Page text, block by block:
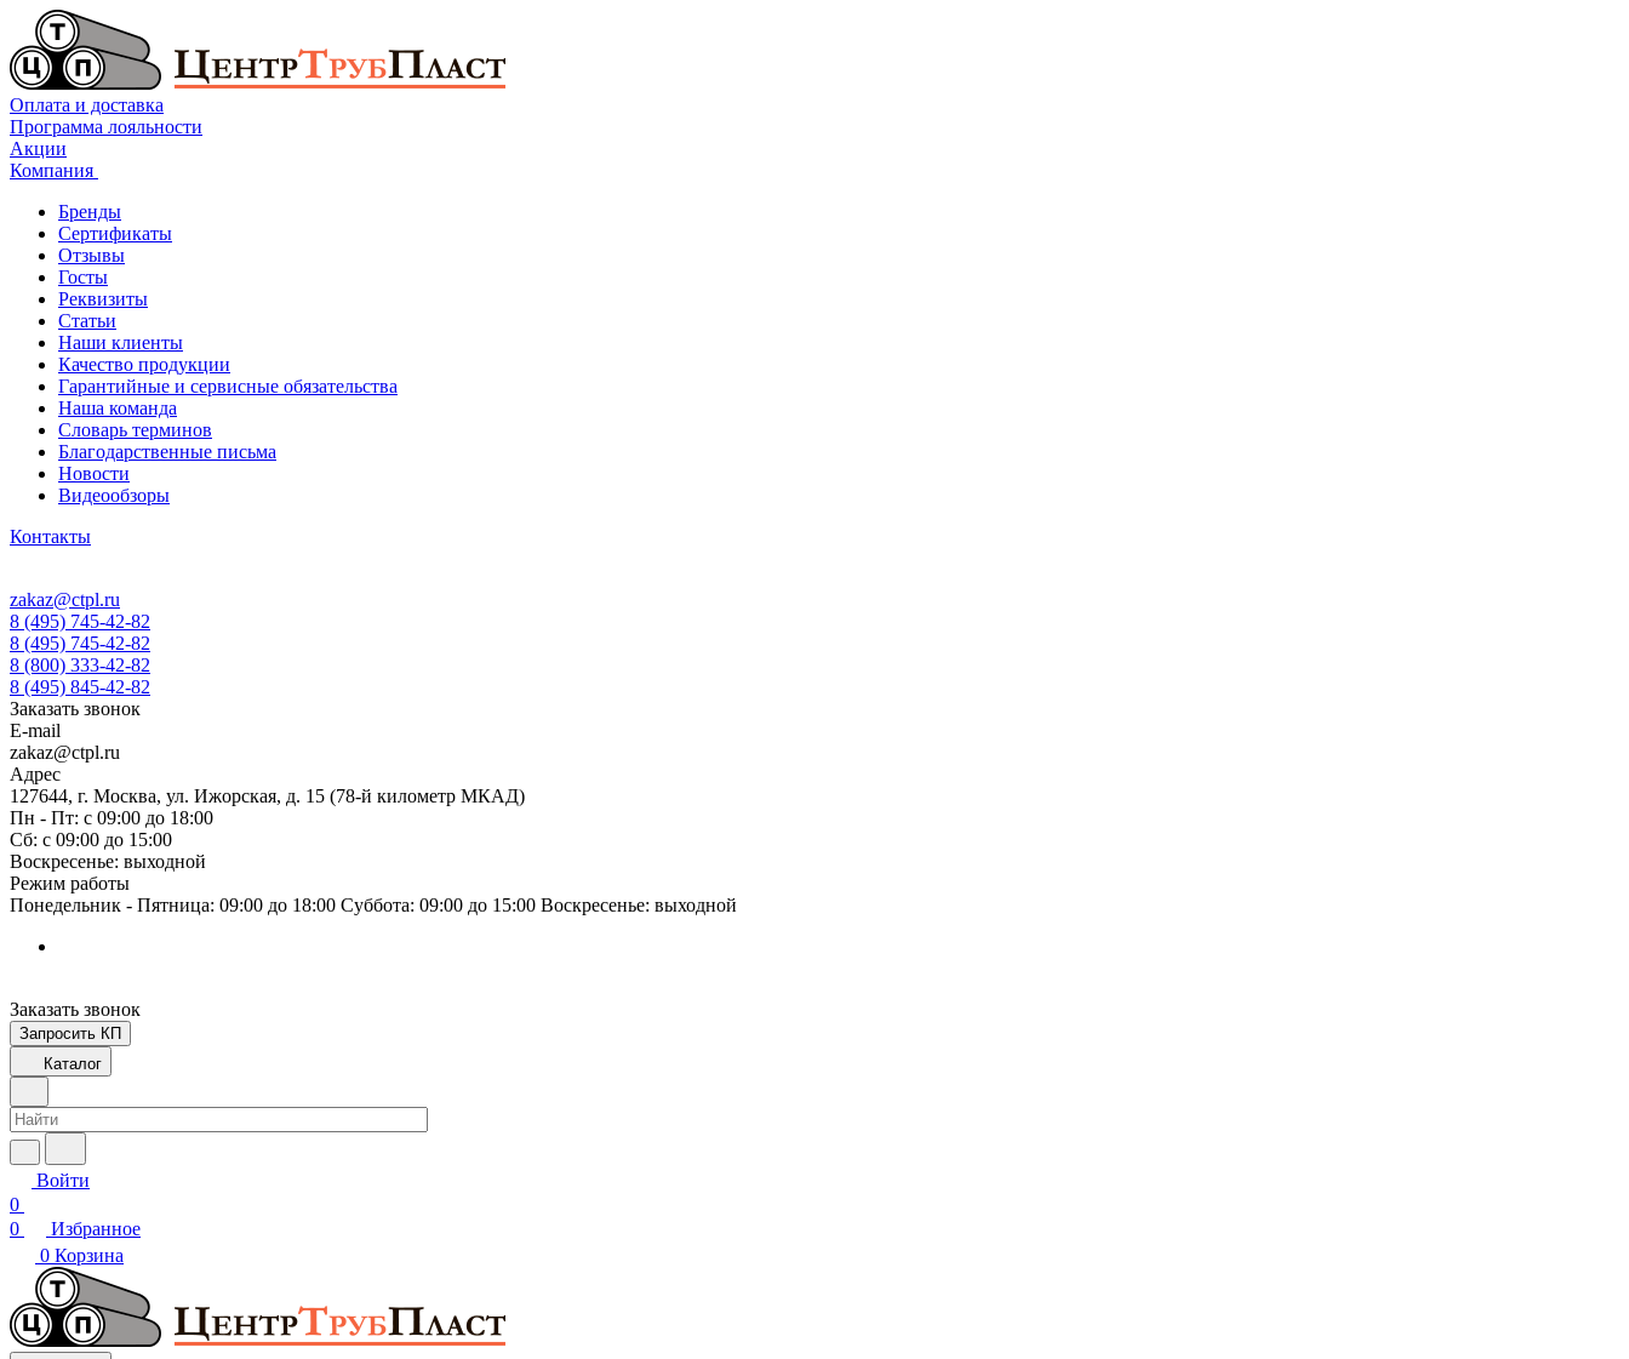
Оплата и доставка
Программа лояльности
Акции
Компания
Бренды
Сертификаты
Отзывы
Госты
Реквизиты
Статьи
Наши клиенты
Качество продукции
Гарантийные и сервисные обязательства
Наша команда
Словарь терминов
Благодарственные письма
Новости
Видеообзоры
Контакты
zakaz@ctpl.ru
8 (495) 745-42-82
8 (495) 745-42-82
8 (800) 333-42-82
8 (495) 845-42-82
Заказать звонок
E-mail
zakaz@ctpl.ru
Адрес
127644, г. Москва, ул. Ижорская, д. 15 (78-й километр МКАД)
Пн - Пт: с 09:00 до 18:00
Сб: с 09:00 до 15:00
Воскресенье: выходной
Режим работы
Понедельник - Пятница: 09:00 до 18:00 Суббота: 09:00 до 15:00 Воскресенье: выходной
Заказать звонок
Запросить КП
Каталог
Войти
0
0
Избранное
0 Корзина